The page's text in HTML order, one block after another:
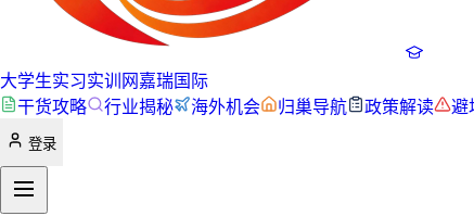
大学生实习实训网嘉瑞国际
干货攻略
行业揭秘 海外机会 归巢导航 政策解读 避
登录